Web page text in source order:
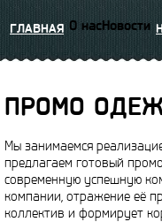
ГЛАВНАЯ О насНовости
ПРОМО
Мы занимаемся
предлагаем готовый
современную успешную
компании, отражение её
коллектив и формирует